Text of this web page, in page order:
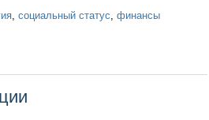
социальный статус финансы